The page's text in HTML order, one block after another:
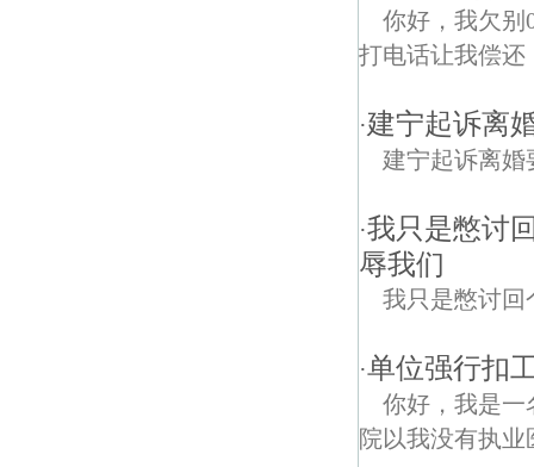
你好，我欠别
打电话让我偿还
·建宁起诉离
建宁起诉离婚
·我只是憋讨
辱我们
我只是憋讨回
·单位强行扣
你好，我是一
院以我没有执